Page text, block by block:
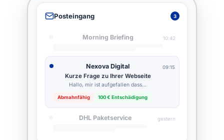
Posteingang 3
Morning Briefing 10:42
Nexova Digital
Kurze Frage zu Ihrer Webseite
Hallo, mir ist aufgefallen dass…
Abmahnfähig 100 € Entschädigung
09:15
DHL Paketservice gestern